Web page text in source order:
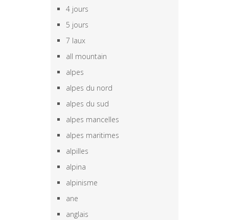
4 jours
5 jours
7 laux
all mountain
alpes
alpes du nord
alpes du sud
alpes mancelles
alpes maritimes
alpilles
alpina
alpinisme
ane
anglais